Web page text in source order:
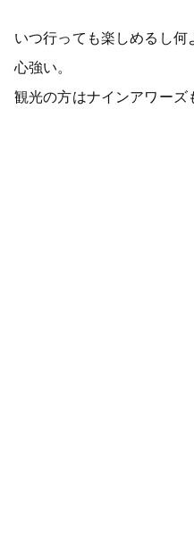
いつ行っても楽しめるし
心強い。
観光の方はナインアワーズ